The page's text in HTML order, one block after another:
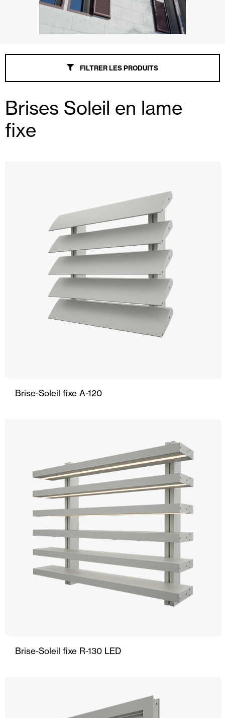
FILTRER LES PRODUITS
Brises Soleil en lame
fixe
Brise-Soleil fixe A-120
Brise-Soleil fixe R-130 LED